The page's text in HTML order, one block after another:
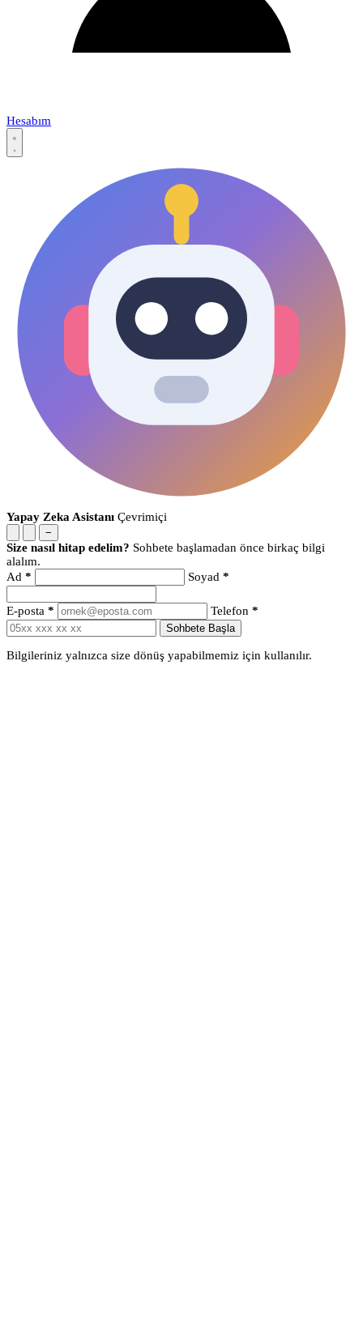
Hesabım
Yapay Zeka Asistanı Çevrimiçi
−
Size nasıl hitap edelim? Sohbete başlamadan önce birkaç bilgi
alalım.
Ad * Soyad *
E-posta * Telefon *
Sohbete Başla
Bilgileriniz yalnızca size dönüş yapabilmemiz için kullanılır.